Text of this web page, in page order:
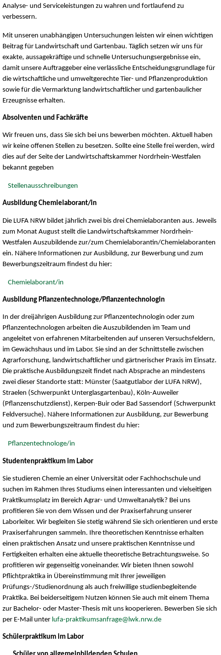
Analyse- und Serviceleistungen zu wahren und fortlaufend zu
verbessern.
Mit unseren unabhängigen Untersuchungen leisten wir einen wichtigen
Beitrag für Landwirtschaft und Gartenbau. Täglich setzen wir uns für
exakte, aussagekräftige und schnelle Untersuchungsergebnisse ein,
damit unsere Auftraggeber eine verlässliche Entscheidungsgrundlage für
die wirtschaftliche und umweltgerechte Tier- und Pflanzenproduktion
sowie für die Vermarktung landwirtschaftlicher und gartenbaulicher
Erzeugnisse erhalten.
Absolventen und Fachkräfte
Wir freuen uns, dass Sie sich bei uns bewerben möchten. Aktuell haben
wir keine offenen Stellen zu besetzen. Sollte eine Stelle frei werden, wird
dies auf der Seite der Landwirtschaftskammer Nordrhein-Westfalen
bekannt gegeben
Stellenausschreibungen
Ausbildung Chemielaborant/in
Die LUFA NRW bildet jährlich zwei bis drei Chemielaboranten aus. Jeweils
zum Monat August stellt die Landwirtschaftskammer Nordrhein-
Westfalen Auszubildende zur/zum Chemielaborantin/Chemielaboranten
ein. Nähere Informationen zur Ausbildung, zur Bewerbung und zum
Bewerbungszeitraum findest du hier:
Chemielaborant/in
Ausbildung Pflanzentechnologe/Pflanzentechnologin
In der dreijährigen Ausbildung zur Pflanzentechnologin oder zum
Pflanzentechnologen arbeiten die Auszubildenden im Team und
angeleitet von erfahrenen Mitarbeitenden auf unseren Versuchsfeldern,
im Gewächshaus und im Labor. Sie sind an der Schnittstelle zwischen
Agrarforschung, landwirtschaftlicher und gärtnerischer Praxis im Einsatz.
Die praktische Ausbildungszeit findet nach Absprache an mindestens
zwei dieser Standorte statt: Münster (Saatgutlabor der LUFA NRW),
Straelen (Schwerpunkt Unterglasgartenbau), Köln-Auweiler
(Pflanzenschutzdienst), Kerpen-Buir oder Bad Sassendorf (Schwerpunkt
Feldversuche). Nähere Informationen zur Ausbildung, zur Bewerbung
und zum Bewerbungszeitraum findest du hier:
Pflanzentechnologe/in
Studentenpraktikum im Labor
Sie studieren Chemie an einer Universität oder Fachhochschule und
suchen im Rahmen Ihres Studiums einen interessanten und vielseitigen
Praktikumsplatz im Bereich Agrar- und Umweltanalytik? Bei uns
profitieren Sie von dem Wissen und der Praxiserfahrung unserer
Laborleiter. Wir begleiten Sie stetig während Sie sich orientieren und erste
Praxiserfahrungen sammeln. Ihre theoretischen Kenntnisse erhalten
einen praktischen Ansatz und unsere praktischen Kenntnisse und
Fertigkeiten erhalten eine aktuelle theoretische Betrachtungsweise. So
profitieren wir gegenseitig voneinander. Wir bieten Ihnen sowohl
Pflichtpraktika in Übereinstimmung mit Ihrer jeweiligen
Prüfungs-/Studienordnung als auch freiwillige studienbegleitende
Praktika. Bei beiderseitigem Nutzen können Sie auch mit einem Thema
zur Bachelor- oder Master-Thesis mit uns kooperieren. Bewerben Sie sich
per E-Mail unter lufa-praktikumsanfrage@lwk.nrw.de
Schülerpraktikum im Labor